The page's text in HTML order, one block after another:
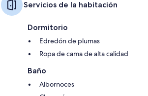
Servicios de la habitación
Dormitorio
Edredón de plumas
Ropa de cama de alta calidad
Baño
Albornoces